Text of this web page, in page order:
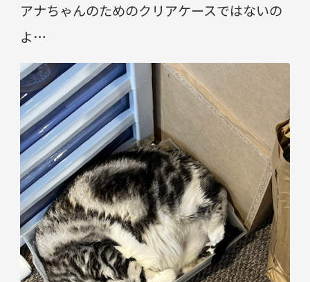
アナちゃんのためのクリアケースではないの
よ…